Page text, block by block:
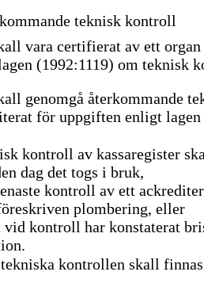
teknisk kontroll
vara certifierat av ett
(1992:1119) om teknisk
genomgå återkommande
för uppgiften enligt
kontroll av kassaregister
dag det togs i bruk,
kontroll av ett
plombering, eller
vid kontroll har konstaterat
kontrollen skall